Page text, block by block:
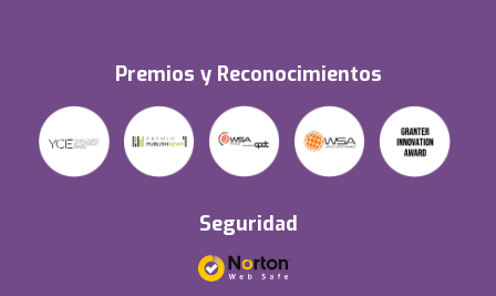
Premios y Reconocimientos
Seguridad